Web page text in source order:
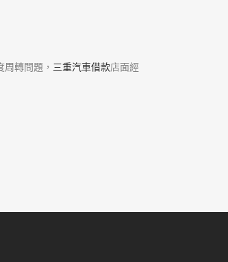
轉問題， 三重汽車借款店面經